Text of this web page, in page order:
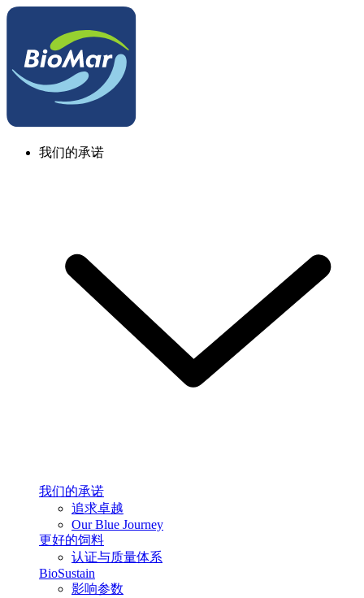
我们的承诺
我们的承诺
追求卓越
Our Blue Journey
更好的饲料
认证与质量体系
BioSustain
影响参数